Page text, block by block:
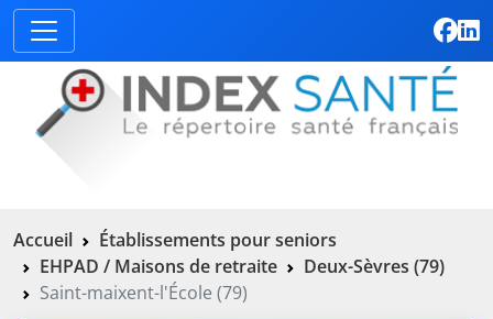
Accueil
Établissements pour seniors
EHPAD / Maisons de retraite
Deux-Sèvres (79)
Saint-maixent-l'École (79)